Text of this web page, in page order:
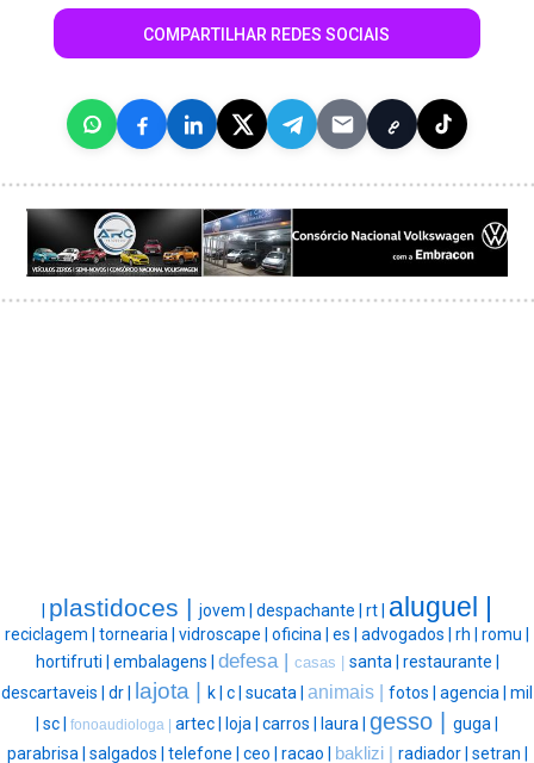
COMPARTILHAR REDES SOCIAIS
plastidoces | jovem | despachante | rt | aluguel |
reciclagem | tornearia | vidroscape | oficina | es | advogados | rh | romu |
hortifruti | embalagens | defesa | casas | santa | restaurante |
descartaveis | dr | lajota | k | c | sucata | animais | fotos | agencia | mil
sc | fonoaudiologa | artec | loja | carros | laura | gesso | guga |
parabrisa | salgados | telefone | ceo | racao | baklizi | radiador | setran |